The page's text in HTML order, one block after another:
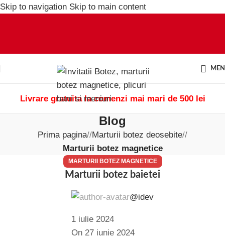
Skip to navigation Skip to main content
Livrare gratuita la comenzi mai mari de 500 lei
Blog
Prima pagina/ Marturii botez deosebite/
Marturii botez magnetice
MARTURII BOTEZ MAGNETICE
Marturii botez baietei
@idev
1 iulie 2024
On 27 iunie 2024